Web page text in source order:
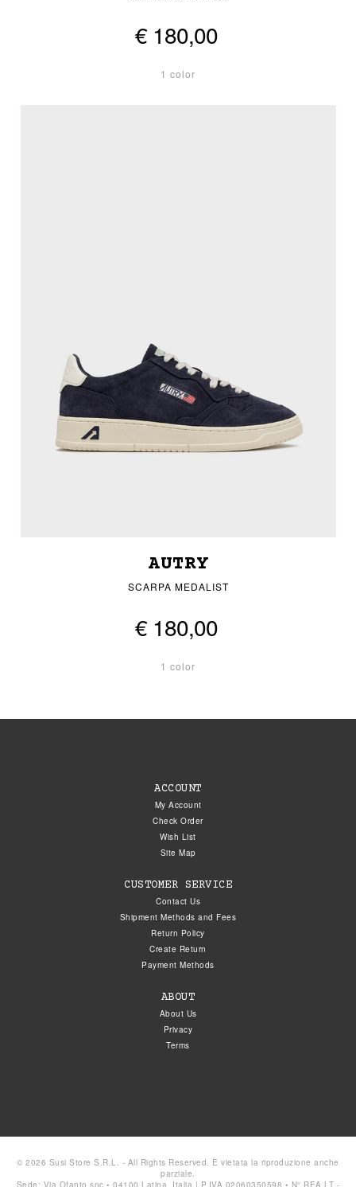
€ 180,00
1 color
AUTRY
SCARPA MEDALIST
€ 180,00
1 color
ACCOUNT
My Account
Check Order
Wish List
Site Map
CUSTOMER SERVICE
Contact Us
Shipment Methods and Fees
Return Policy
Create Return
Payment Methods
ABOUT
About Us
Privacy
Terms
© 2026 Susi Store S.R.L. - All Rights Reserved. È vietata la riproduzione anche
parziale.